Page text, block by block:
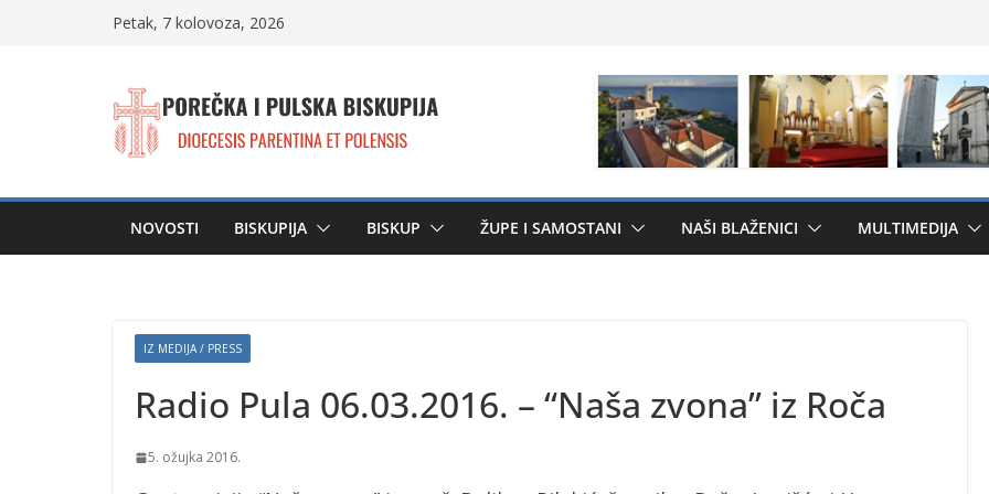
Petak, 7 kolovoza, 2026
NOVOSTI BISKUPIJA BISKUP ŽUPE I SAMOSTANI NAŠI BLAŽENICI MULTIMEDIJA
IZ MEDIJA / PRESS
Radio Pula 06.03.2016. – “Naša zvona” iz Roča
5. ožujka 2016.